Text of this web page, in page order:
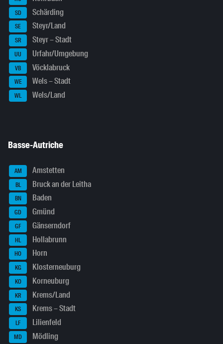
SD Schärding
SE Steyr/Land
SR Steyr – Stadt
UU Urfahr/Umgebung
VB Vöcklabruck
WE Wels – Stadt
WL Wels/Land
Basse-Autriche
AM Amstetten
BL Bruck an der Leitha
BN Baden
GD Gmünd
GF Gänserndorf
HL Hollabrunn
HO Horn
KG Klosterneuburg
KO Korneuburg
KR Krems/Land
KS Krems – Stadt
LF Lilienfeld
MD Mödling